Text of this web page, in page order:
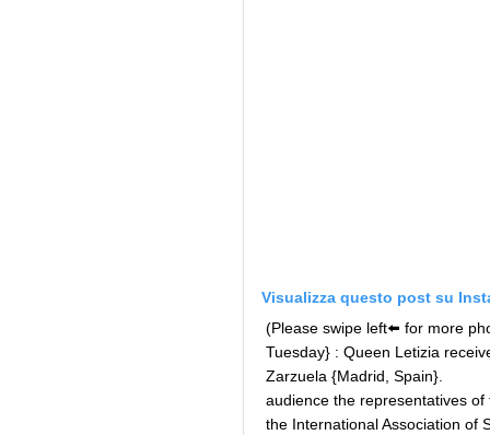
Visualizza questo post su
(Please swipe left⬅️ for more
Tuesday} : Queen Letizia
Zarzuela {Madrid, Spain}.
audience the representatives
the International Association of